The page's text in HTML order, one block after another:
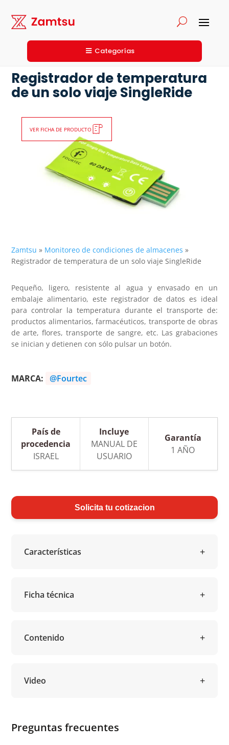
Categorías
VER FICHA DE PRODUCTO
Zamtsu » Monitoreo de condiciones de almacenes »
Registrador de temperatura de un solo viaje SingleRide
Registrador de temperatura
de un solo viaje SingleRide
Pequeño, ligero, resistente al agua y envasado en un
embalaje alimentario, este registrador de datos es ideal
para controlar la temperatura durante el transporte de:
productos alimentarios, farmacéuticos, transporte de obras
de arte, flores, transporte de sangre, etc. Las grabaciones
se inician y detienen con sólo pulsar un botón.
MARCA: @Fourtec
País de
procedencia
ISRAEL
Incluye
MANUAL DE
USUARIO
Garantía
1 AÑO
Solicita tu cotizacion
Características
Ficha técnica
Contenido
Video
Preguntas frecuentes